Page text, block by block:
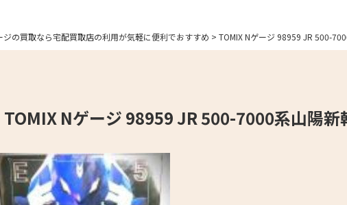
ジの買取なら宅配買取店の利用が気軽に便利でおすすめ > TOMIX Nゲージ 98959 JR 500-
TOMIX Nゲージ 98959 JR 500-7000系山陽新